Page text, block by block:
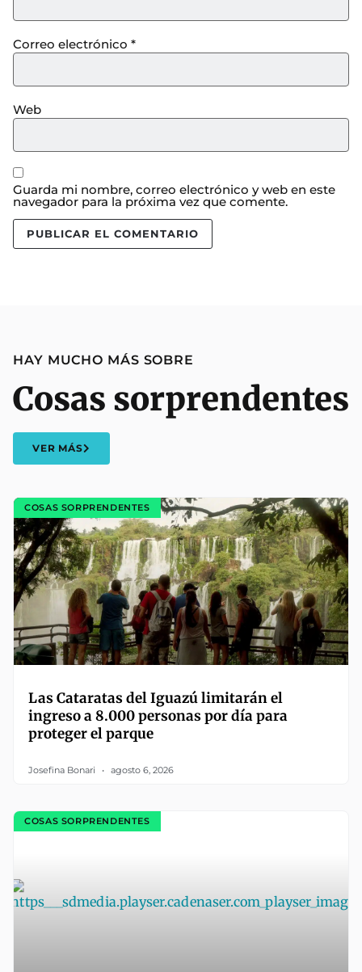
Correo electrónico *
Web
Guarda mi nombre, correo electrónico y web en este
navegador para la próxima vez que comente.
HAY MUCHO MÁS SOBRE
Cosas sorprendentes
VER MÁS
COSAS SORPRENDENTES
Las Cataratas del Iguazú limitarán el
ingreso a 8.000 personas por día para
proteger el parque
Josefina Bonari agosto 6, 2026
COSAS SORPRENDENTES